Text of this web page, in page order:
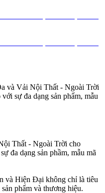
và Vải Nội Thất - Ngoài Trời
sự đa dạng sản phẩm, mẫu
Thất - Ngoài Trời cho
đa dạng sản phầm, mẫu mã
và Hiện Đại không chỉ là tiêu
phẩm và thương hiệu.